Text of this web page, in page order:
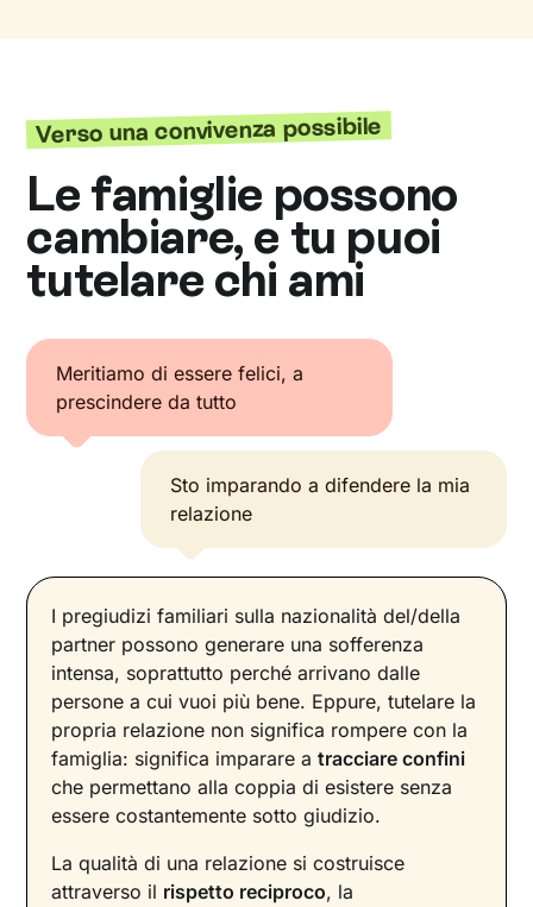
Verso una convivenza possibile
Le famiglie possono
cambiare, e tu puoi
tutelare chi ami
Meritiamo di essere felici, a
prescindere da tutto
Sto imparando a difendere la mia
relazione
I pregiudizi familiari sulla nazionalità del/della
partner possono generare una sofferenza
intensa, soprattutto perché arrivano dalle
persone a cui vuoi più bene. Eppure, tutelare la
propria relazione non significa rompere con la
famiglia: significa imparare atracciare confini
che permettano alla coppia di esistere senza
essere costantemente sotto giudizio.
La qualità di una relazione si costruisce
attraverso il rispetto reciproco, la